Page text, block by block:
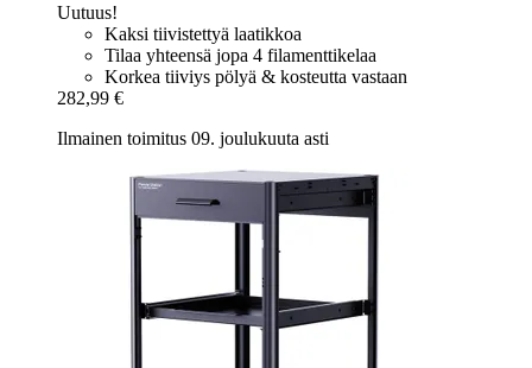
Uutuus!
Kaksi tiivistettyä laatikkoa
Tilaa yhteensä jopa 4 filamenttikelaa
Korkea tiiviys pölyä & kosteutta vastaan
282,99 €
Ilmainen toimitus 09. joulukuuta asti